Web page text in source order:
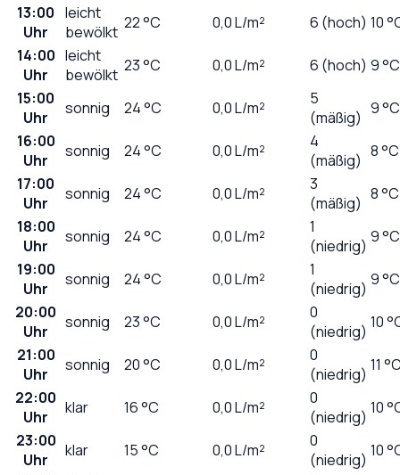
13:00
Uhr
leicht
bewölkt 22°C 0,0L/m² 6 (hoch) 10
14:00
Uhr
leicht
bewölkt 23°C 0,0L/m² 6 (hoch) 9 °C
15:00
Uhr
sonnig 24°C 0,0L/m²
5
(mäßig) 9 °C
16:00
Uhr
sonnig 24°C 0,0L/m²
4
(mäßig) 8 °C
17:00
Uhr
sonnig 24°C 0,0L/m²
3
(mäßig) 8 °C
18:00
Uhr
sonnig 24°C 0,0L/m²
1
(niedrig) 9 °C
19:00
Uhr
sonnig 24°C 0,0L/m²
1
(niedrig) 9 °C
20:00
Uhr
sonnig 23°C 0,0L/m²
0
(niedrig) 10
21:00
Uhr
sonnig 20°C 0,0L/m²
0
(niedrig) 11
22:00
Uhr
klar 16°C 0,0L/m²
0
(niedrig) 10
23:00
Uhr
klar 15°C 0,0L/m²
0
(niedrig) 10